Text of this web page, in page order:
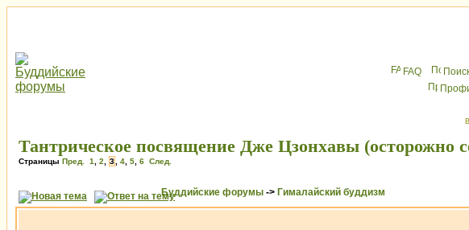
FAQ
Тантрическое посвящение Дже Цзонхавы (осторожно
Страницы Пред. 1 2 3 4 5 6 След.
Буддийские форумы -> Гималайский буддизм